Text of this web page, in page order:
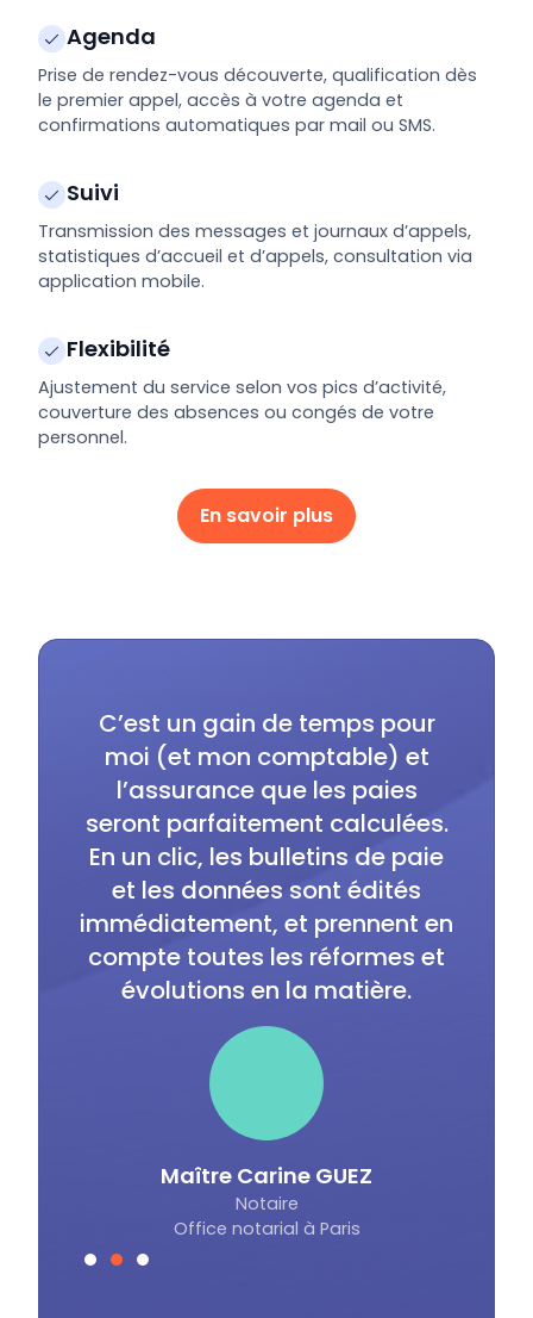
Agenda
Prise de rendez-vous découverte, qualification dès
le premier appel, accès à votre agenda et
confirmations automatiques par mail ou SMS.
Suivi
Transmission des messages et journaux d’appels,
statistiques d’accueil et d’appels, consultation via
application mobile.
Flexibilité
Ajustement du service selon vos pics d’activité,
couverture des absences ou congés de votre
personnel.
En savoir plus
C’est un gain de temps pour
moi (et mon comptable) et
l’assurance que les paies
seront parfaitement calculées.
En un clic, les bulletins de paie
et les données sont édités
immédiatement, et prennent en
compte toutes les réformes et
évolutions en la matière.
Maître Carine GUEZ
Notaire
Office notarial à Paris
Slide 2 of 3.